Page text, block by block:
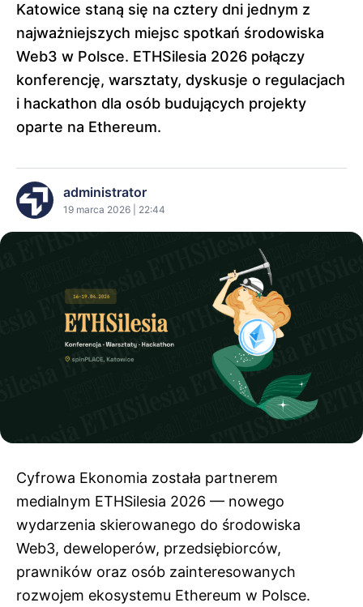
Katowice staną się na cztery dni jednym z
najważniejszych miejsc spotkań środowiska
Web3 w Polsce. ETHSilesia 2026 połączy
konferencję, warsztaty, dyskusje o regulacjach
i hackathon dla osób budujących projekty
oparte na Ethereum.
administrator
19 marca 2026 | 22:44
Cyfrowa Ekonomia została partnerem
medialnym ETHSilesia 2026 — nowego
wydarzenia skierowanego do środowiska
Web3, deweloperów, przedsiębiorców,
prawników oraz osób zainteresowanych
rozwojem ekosystemu Ethereum w Polsce.